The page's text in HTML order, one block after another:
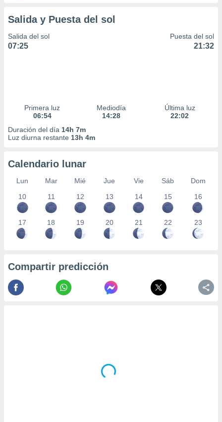
Salida y Puesta del sol
Salida del sol
07:25
Puesta del sol
21:32
Primera luz
06:54
Mediodía
14:28
Última luz
22:02
Duración del día 14h 7m
Luz diurna restante 13h 4m
Calendario lunar
Lun Mar Mié Jue Vie Sáb
Dom
10
11 12 13 14 15 16
17 18 19 20 21 22 23
Compartir predicción